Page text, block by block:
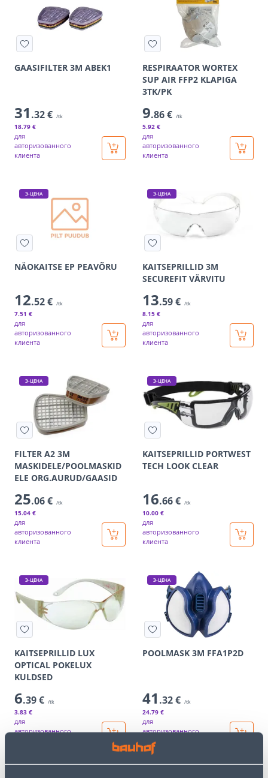
GAASIFILTER 3M ABEK1
31 .32 € /tk
18.79 €
для
авторизованного
клиента
RESPIRAATOR WORTEX
SUP AIR FFP2 KLAPIGA
3TK/PK
9.86 € /tk
5.92 €
для
авторизованного
клиента
Э-ЦЕНА
NÄOKAITSE EP PEAVÕRU
12.52 € /tk
7.51 €
для
авторизованного
клиента
Э-ЦЕНА
KAITSEPRILLID 3M
SECUREFIT VÄRVITU
13.59 € /tk
8.15 €
для
авторизованного
клиента
Э-ЦЕНА
FILTER A2 3M
MASKIDELE/POOLMASKID
ELE ORG.AURUD/GAASID
25.06 € /tk
15.04 €
для
авторизованного
клиента
Э-ЦЕНА
KAITSEPRILLID PORTWEST
TECH LOOK CLEAR
16.66 € /tk
10.00 €
для
авторизованного
клиента
Э-ЦЕНА
KAITSEPRILLID LUX
OPTICAL POKELUX
KULDSED
6.39 € /tk
3.83 €
для
авторизованного
Э-ЦЕНА
POOLMASK 3M FFA1P2D
41 .32 € /tk
24.79 €
для
авторизованного
клиента